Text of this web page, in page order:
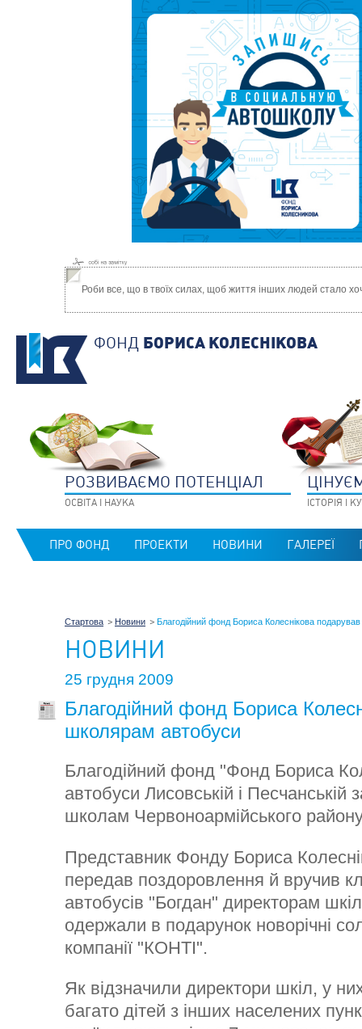
Роби все, що в твоїх силах, щоб життя інших людей стало
ФОНД БОРИСА КОЛЕСНIКОВА
РОЗВИВАЄМО ПОТЕНЦIАЛ
ОСВIТА I НАУКА IСТОРIЯ I
ПРО ФОНД ПРОЕКТИ НОВИНИ ГАЛЕРЕЇ
Стартова Новини Благодійний фонд Бориса Колеснікова
НОВИНИ
25 грудня 2009
Благодійний фонд Бориса
школярам автобуси
Благодійний фонд "Фонд Бориса
автобуси Лисовській і Песчанській
школам Червоноармійського
Представник Фонду Бориса
передав поздоровлення й вручив
автобусів "Богдан" директорам
одержали в подарунок новорічні
компанії "КОНТІ".
Як відзначили директори шкіл, у
багато дітей з інших населених